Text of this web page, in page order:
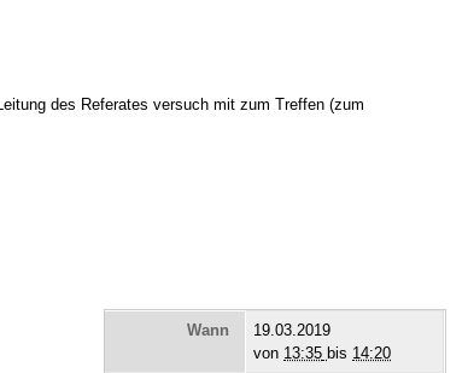
des Referates versuch mit zum Treffen (zum
Wann
19.03.2019
von 13:35 bis 14:20